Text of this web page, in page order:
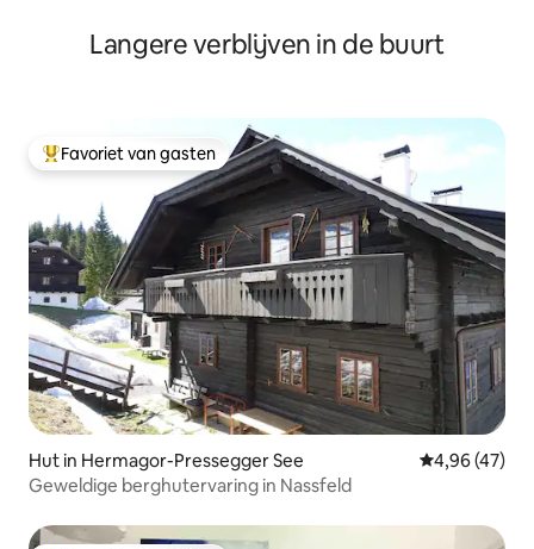
Langere verblijven in de buurt
Topfavoriet van gasten
Favoriet van gasten
Hut in Hermagor-Pressegger See Gemiddelde
4,96 (47)
Geweldige berghutervaring in Nassfeld